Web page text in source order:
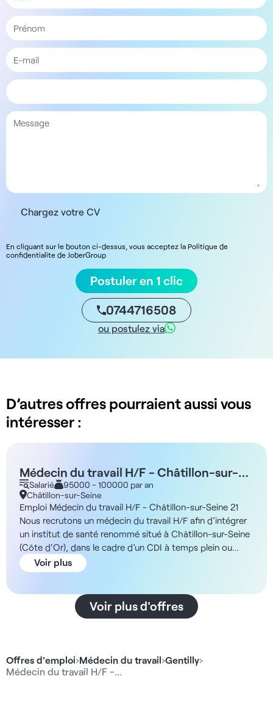
Offres d'emploi›Médecin du travail›Gentilly›
Médecin du travail H/F -…
Chargez votre CV
En cliquant sur le bouton ci-dessus, vous acceptez la Politique de
confidentialite de JoberGroup
Postuler en 1 clic
0744716508
ou postulez via
D’autres offres pourraient aussi vous
intéresser :
Médecin du travail H/F - Châtillon-sur-
Seine 21
Salarié
95000 - 100000 par an
Châtillon-sur-Seine
Emploi Médecin du travail H/F - Châtillon-sur-Seine 21
Nous recrutons un médecin du travail H/F afin d’intégrer
un institut de santé renommé situé à Châtillon-sur-Seine
(Côte d'Or), dans le cadre d’un CDI à temps plein ou
partiel. Description En tant que médecin du travail, vous
interviendrez sur quatre axes principaux : - Action en
- Conseil aux employeurs, salariés et à leurs
représentants, - Traçabilité et veille sanitaire Vous serez
une assistante, et aurez la possibilité de réaliser des
consultations à distance sous la forme de télétravail.
Voir plus
Voir plus d'offres